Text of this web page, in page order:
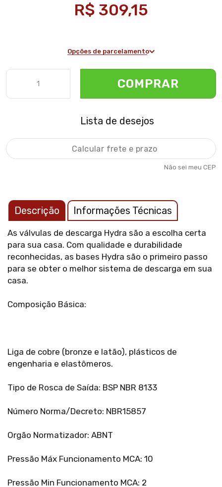
R$ 309,15
Opções de parcelamento
COMPRAR
Lista de desejos
Não sei meu CEP
Descrição Informações Técnicas
As válvulas de descarga Hydra são a escolha certa
para sua casa. Com qualidade e durabilidade
reconhecidas, as bases Hydra são o primeiro passo
para se obter o melhor sistema de descarga em sua
casa.
Composição Básica:
Liga de cobre (bronze e latão), plásticos de
engenharia e elastômeros.
Tipo de Rosca de Saída: BSP NBR 8133
Número Norma/Decreto: NBR15857
Orgão Normatizador: ABNT
Pressão Máx Funcionamento MCA: 10
Pressão Min Funcionamento MCA: 2